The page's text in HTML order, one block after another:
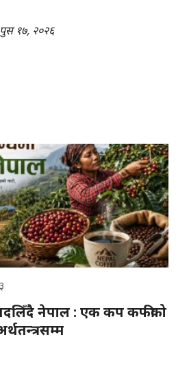
पुस १७, २०२६
नेपाल : एक कप कफीको